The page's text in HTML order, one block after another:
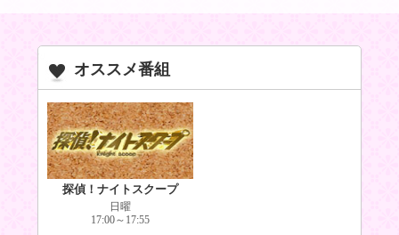
オススメ番組
探偵！ナイトスクープ
日曜
17:00～17:55